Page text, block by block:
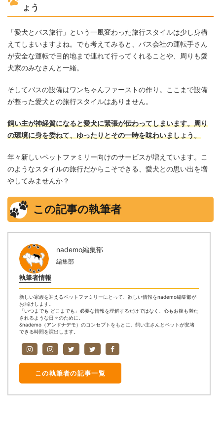
ょう
「愛犬とバス旅行」という一風変わった旅行スタイルは少し身構
えてしまいますよね。でも考えてみると、バス会社の運転手さん
が安全な運転で目的地まで連れて行ってくれることや、周りも愛
犬家のみなさんと一緒。
そしてバスの設備はワンちゃんファーストの作り。ここまで設備
が整った愛犬との旅行スタイルはありません。
飼い主が神経質になると愛犬に緊張が伝わってしまいます。周り
の環境に身を委ねて、ゆったりとその一時を味わいましょう。
年々新しいペットファミリー向けのサービスが増えています。こ
のようなスタイルの旅行だからこそできる、愛犬との思い出を増
やしてみませんか？
この記事の執筆者
執筆者情報
nademo編集部
編集部
新しい家族を迎えるペットファミリーにとって、欲しい情報をnademo編集部が
お届けします。
「いつまでも どこまでも」必要な情報を理解するだけではなく、心もお腹も満た
されるような日々のために。
&nademo（アンドナデモ）のコンセプトをもとに、飼い主さんとペットが安堵
できる時間を演出します。
この執筆者の記事一覧